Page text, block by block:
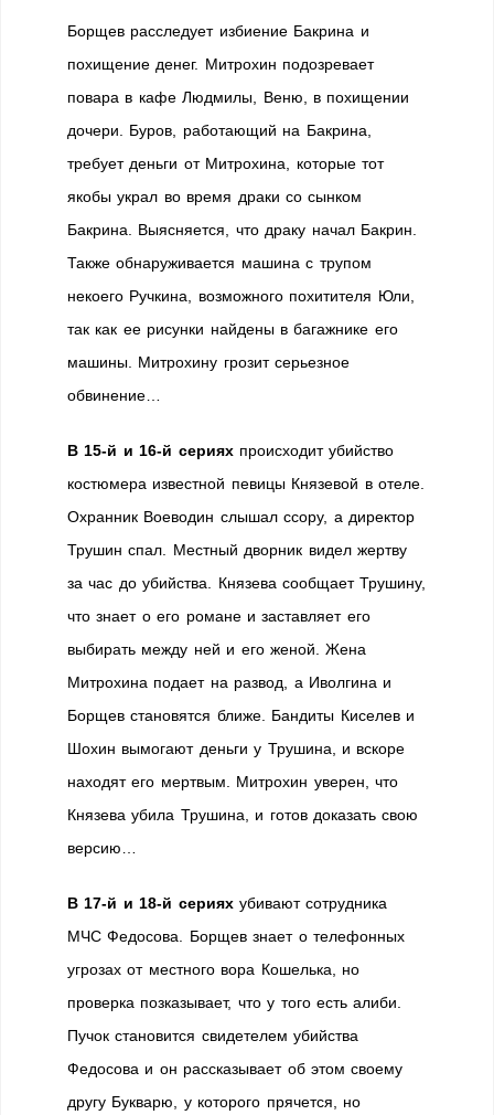
Борщев расследует избиение Бакрина и
похищение денег. Митрохин подозревает
повара в кафе Людмилы, Веню, в похищении
дочери. Буров, работающий на Бакрина,
требует деньги от Митрохина, которые тот
якобы украл во время драки со сынком
Бакрина. Выясняется, что драку начал Бакрин.
Также обнаруживается машина с трупом
некоего Ручкина, возможного похитителя Юли,
так как ее рисунки найдены в багажнике его
машины. Митрохину грозит серьезное
обвинение…
В 15-й и 16-й серияхпроисходит убийство
костюмера известной певицы Князевой в отеле.
Охранник Воеводин слышал ссору, а директор
Трушин спал. Местный дворник видел жертву
за час до убийства. Князева сообщает Трушину,
что знает о его романе и заставляет его
выбирать между ней и его женой. Жена
Митрохина подает на развод, а Иволгина и
Борщев становятся ближе. Бандиты Киселев и
Шохин вымогают деньги у Трушина, и вскоре
находят его мертвым. Митрохин уверен, что
Князева убила Трушина, и готов доказать свою
версию…
В 17-й и 18-й серияхубивают сотрудника
МЧС Федосова. Борщев знает о телефонных
угрозах от местного вора Кошелька, но
проверка позказывает, что у того есть алиби.
Пучок становится свидетелем убийства
Федосова и он рассказывает об этом своему
другу Букварю, у которого прячется, но